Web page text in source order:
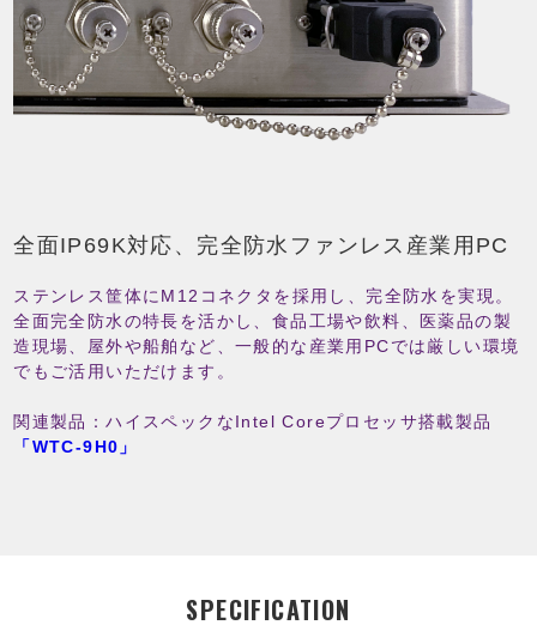
全面IP69K対応、完全防水ファンレス産業用PC
ステンレス筐体にM12コネクタを採用し、完全防水を実現。
全面完全防水の特長を活かし、食品工場や飲料、医薬品の製
造現場、屋外や船舶など、一般的な産業用PCでは厳しい環境
でもご活用いただけます。
関連製品：ハイスペックなIntel Coreプロセッサ搭載製品
「WTC-9H0」
SPECIFICATION